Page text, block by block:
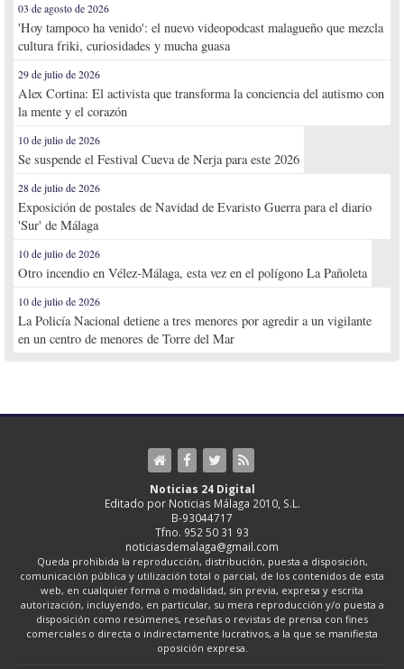
03 de agosto de 2026
'Hoy tampoco ha venido': el nuevo videopodcast malagueño que mezcla
cultura friki, curiosidades y mucha guasa
29 de julio de 2026
Alex Cortina: El activista que transforma la conciencia del autismo con
la mente y el corazón
10 de julio de 2026
Se suspende el Festival Cueva de Nerja para este 2026
28 de julio de 2026
Exposición de postales de Navidad de Evaristo Guerra para el diario
'Sur' de Málaga
10 de julio de 2026
Otro incendio en Vélez-Málaga, esta vez en el polígono La Pañoleta
10 de julio de 2026
La Policía Nacional detiene a tres menores por agredir a un vigilante
en un centro de menores de Torre del Mar
Noticias 24 Digital
Editado por Noticias Málaga 2010, S.L.
B-93044717
Tfno. 952 50 31 93
noticiasdemalaga@gmail.com
Queda prohibida la reproducción, distribución, puesta a disposición,
comunicación pública y utilización total o parcial, de los contenidos de esta
web, en cualquier forma o modalidad, sin previa, expresa y escrita
autorización, incluyendo, en particular, su mera reproducción y/o puesta a
disposición como resúmenes, reseñas o revistas de prensa con fines
comerciales o directa o indirectamente lucrativos, a la que se manifiesta
oposición expresa.